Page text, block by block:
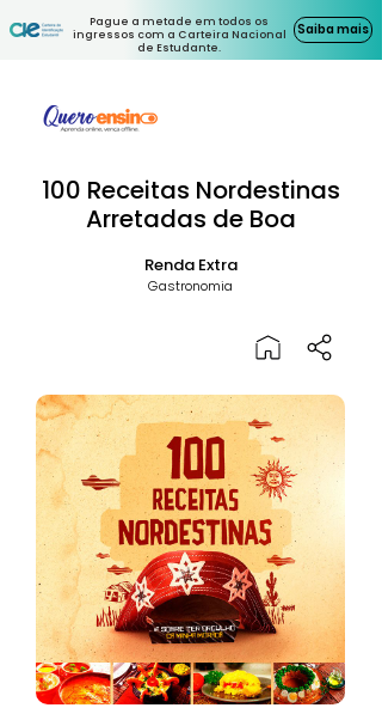
Pague a metade em todos os
ingressos com a Carteira Nacional
de Estudante.
Saiba mais
100 Receitas Nordestinas
Arretadas de Boa
Renda Extra
Gastronomia